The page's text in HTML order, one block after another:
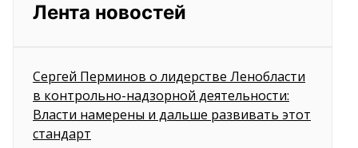
Лента новостей
Сергей Перминов о лидерстве Ленобласти
в контрольно-надзорной деятельности:
Власти намерены и дальше развивать этот
стандарт